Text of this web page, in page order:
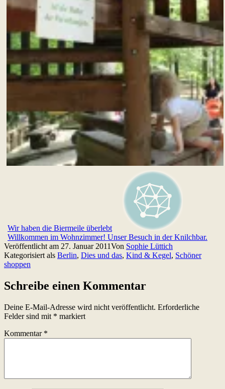
Wir haben die Biermeile überlebt
Willkommen im Wohnzimmer! Unser Besuch in der Knilchbar.
Veröffentlicht am 27. Januar 2011Von Sophie Lüttich
Kategorisiert als Berlin, Dies und das, Kind & Kegel, Schöner
shoppen
Schreibe einen Kommentar
Deine E-Mail-Adresse wird nicht veröffentlicht. Erforderliche
Felder sind mit * markiert
Kommentar *